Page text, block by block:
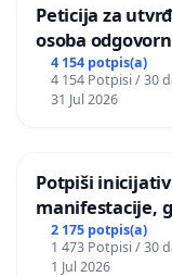
Peticija za
osoba
Grada Zagreba
4 154 potpis(a)
4 154 Potpisi / 30
31 Jul 2026
Potpiši
manifestacije,
javnog
2 175 potpis(a)
1 473 Potpisi / 30
1 Jul 2026